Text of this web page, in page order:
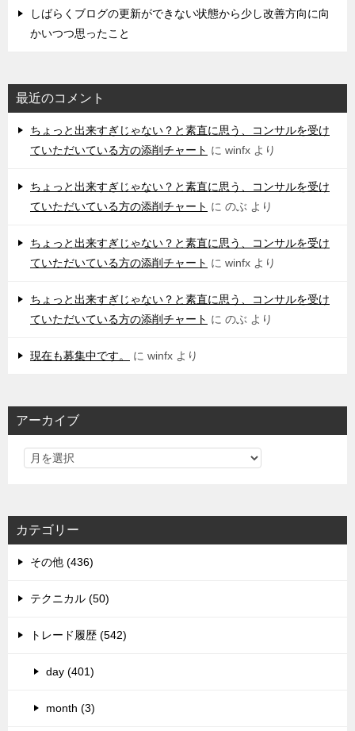
しばらくブログの更新ができない状態から少し改善方向に向
かいつつ思ったこと
最近のコメント
ちょっと出来すぎじゃない？と素直に思う、コンサルを受け
ていただいている方の添削チャート に winfx より
ちょっと出来すぎじゃない？と素直に思う、コンサルを受け
ていただいている方の添削チャート に のぶ より
ちょっと出来すぎじゃない？と素直に思う、コンサルを受け
ていただいている方の添削チャート に winfx より
ちょっと出来すぎじゃない？と素直に思う、コンサルを受け
ていただいている方の添削チャート に のぶ より
現在も募集中です。 に winfx より
アーカイブ
カテゴリー
その他 (436)
テクニカル (50)
トレード履歴 (542)
day (401)
month (3)